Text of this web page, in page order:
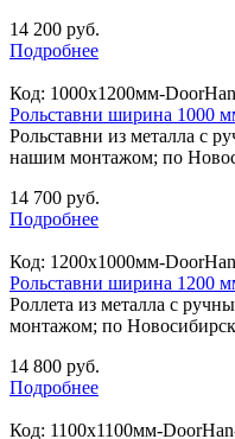
14 200 руб.
Подробнее
Код: 1000х1200мм-
Рольставни ширина 1000
Рольставни из металла с
нашим монтажом; по
14 700 руб.
Подробнее
Код: 1200х1000мм-
Рольставни ширина 1200
Роллета из металла с
монтажом; по
14 800 руб.
Подробнее
Код: 1100х1100мм-